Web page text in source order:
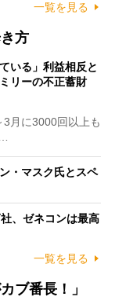
一覧を見る
方
いる」利益相反と
リーの不正蓄財
月に3000回以上も
・マスク氏とスペ
、ゼネコンは最高
一覧を見る
ブ番長！」